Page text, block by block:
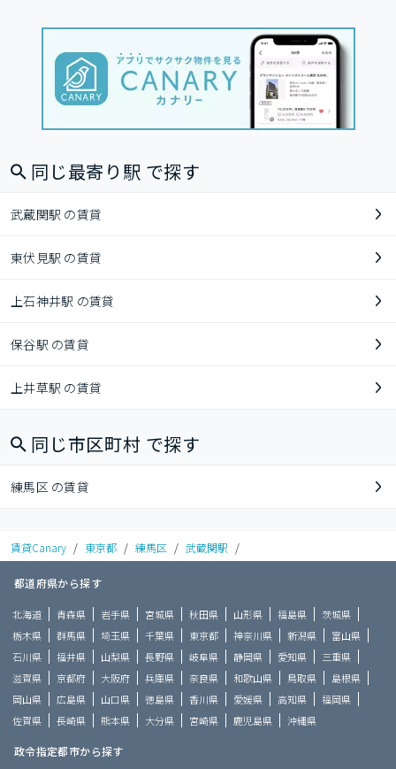
同じ最寄り駅 で探す
武蔵関駅 の賃貸
東伏見駅 の賃貸
上石神井駅 の賃貸
保谷駅 の賃貸
上井草駅 の賃貸
同じ市区町村 で探す
練馬区 の賃貸
賃貸Canary / 東京都 / 練馬区 / 武蔵関駅 /
都道府県から探す
北海道 青森県 岩手県 宮城県 秋田県 山形県 福島県
茨城県
栃木県
群馬県 埼玉県 千葉県 東京都 神奈川県 新潟県
富山県
石川県
福井県 山梨県 長野県 岐阜県 静岡県 愛知県
三重県
滋賀県
京都府 大阪府 兵庫県 奈良県 和歌山県 鳥取県
島根県
岡山県
広島県 山口県 徳島県 香川県 愛媛県 高知県
福岡県
佐賀県
長崎県 熊本県 大分県 宮崎県 鹿児島県 沖縄県
政令指定都市から探す